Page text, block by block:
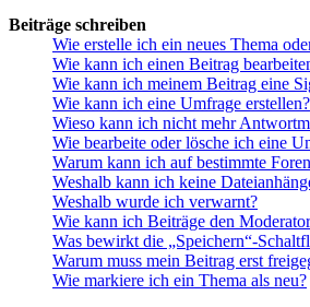
Beiträge schreiben
Wie erstelle ich ein neues Thema
Wie kann ich einen Beitrag
Wie kann ich meinem Beitrag eine
Wie kann ich eine Umfrage erstellen?
Wieso kann ich nicht mehr
Wie bearbeite oder lösche ich eine
Warum kann ich auf bestimmte
Weshalb kann ich keine
Weshalb wurde ich verwarnt?
Wie kann ich Beiträge den
Was bewirkt die „Speichern“-
Warum muss mein Beitrag erst
Wie markiere ich ein Thema als neu?